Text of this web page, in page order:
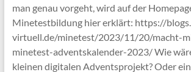
man genau vorgeht, wird auf der
Minetestbildung hier erklärt: https://
virtuell.de/minetest/2023/11/20/macht-
minetest-adventskalender-2023/ Wie
kleinen digitalen Adventsprojekt? Oder